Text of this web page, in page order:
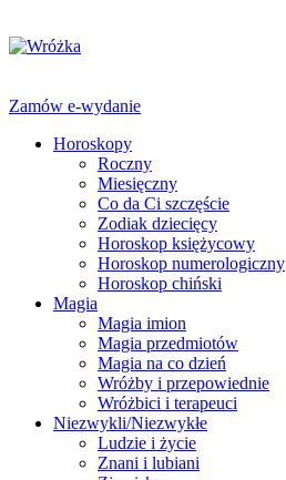
Zamów e-wydanie
Horoskopy
Roczny
Miesięczny
Co da Ci szczęście
Zodiak dziecięcy
Horoskop księżycowy
Horoskop numerologiczny
Horoskop chiński
Magia
Magia imion
Magia przedmiotów
Magia na co dzień
Wróżby i przepowiednie
Wróżbici i terapeuci
Niezwykli/Niezwykłe
Ludzie i życie
Znani i lubiani